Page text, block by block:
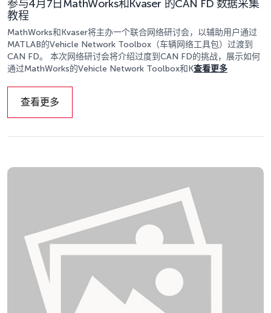
参与4月7日MathWorks和Kvaser 的CAN FD 数据采集
教程
MathWorks和Kvaser将主办一个联合网络研讨会，以辅助用户通过
MATLAB的Vehicle Network Toolbox（车辆网络工具包）过渡到
CAN FD。 本次网络研讨会将介绍过度到CAN FD的挑战，展示如何
通过MathWorks的Vehicle Network Toolbox和K查看更多
查看更多